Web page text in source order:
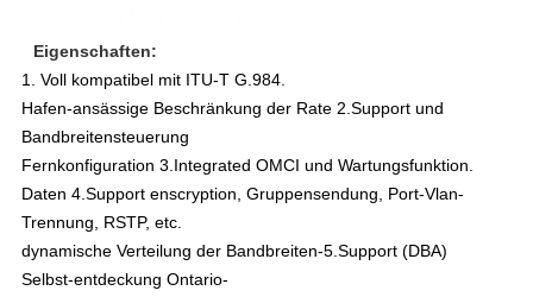
Eigenschaften:
1. Voll kompatibel mit ITU-T G.984.
Hafen-ansässige Beschränkung der Rate 2.Support und
Bandbreitensteuerung
Fernkonfiguration 3.Integrated OMCI und Wartungsfunktion.
Daten 4.Support enscryption, Gruppensendung, Port-Vlan-
Trennung, RSTP, etc.
dynamische Verteilung der Bandbreiten-5.Support (DBA)
Selbst-entdeckung Ontario-